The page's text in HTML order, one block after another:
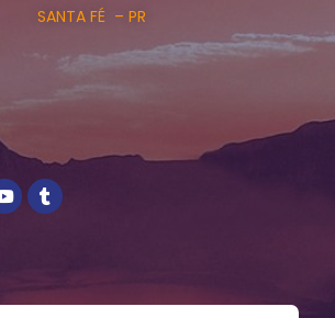
SANTA FÉ – PR